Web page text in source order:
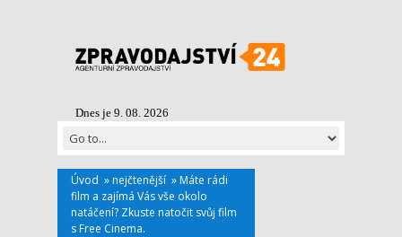
Dnes je 9. 08. 2026
Úvod » nejčtenější » Máte rádi
film a zajímá Vás vše okolo
natáčení? Zkuste natočit svůj film
s Free Cinema.